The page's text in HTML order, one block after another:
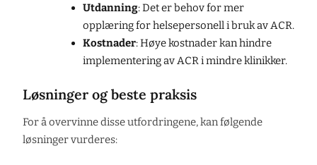
Utdanning: Det er behov for mer
opplæring for helsepersonell i bruk av ACR.
Kostnader: Høye kostnader kan hindre
implementering av ACR i mindre klinikker.
Løsninger og beste praksis
For å overvinne disse utfordringene, kan følgende
løsninger vurderes: